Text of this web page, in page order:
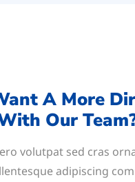
A More
Our
volutpat sed cras
adipiscing